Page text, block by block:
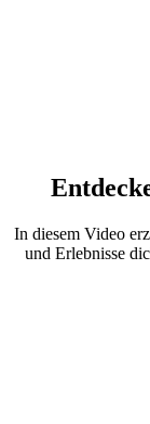
In diesem Video
und Erlebnisse